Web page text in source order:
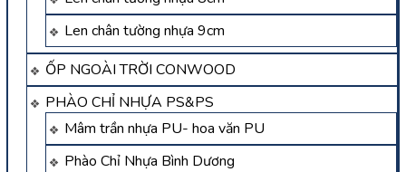
Len chân tường nhựa 9cm
ỐP NGOÀI TRỜI CONWOOD
PHÀO CHỈ NHỰA PS&PS
Mâm trần nhựa PU- hoa văn PU
Phào Chỉ Nhựa Bình Dương